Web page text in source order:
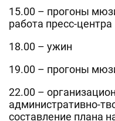
15.00 – прогоны
работа пресс-центра
18.00 – ужин
19.00 – прогоны
22.00 –
административно-
составление плана